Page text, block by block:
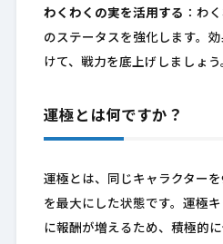
わくわくの実を活用する ：わ
のステータスを強化します。
けて、戦力を底上げしましょう
運極とは何ですか？
運極とは、同じキャラクター
を最大にした状態です。運極
に報酬が増えるため、積極的